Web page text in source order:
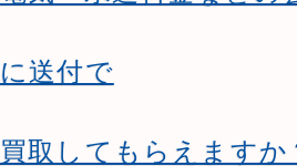
に送付で
買取してもらえますか